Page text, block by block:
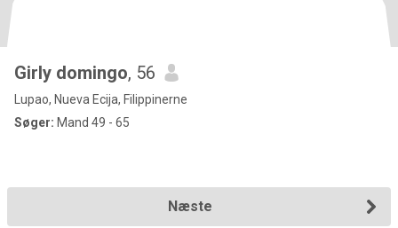
Girly domingo, 56
Lupao, Nueva Ecija, Filippinerne
Søger: Mand 49 - 65
Næste